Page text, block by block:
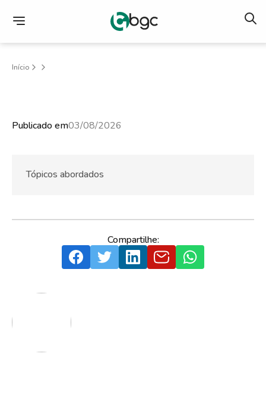
Início
Publicado em03/08/2026
Tópicos abordados
Compartilhe: